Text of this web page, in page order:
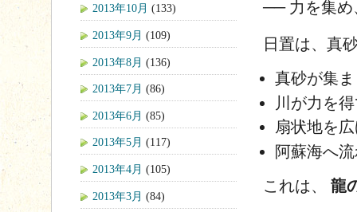
── 力を集め
日置は、真
真砂が集
川が力を
扇状地を
阿蘇海へ
これは、 龍
2013年10月 (133)
2013年9月 (109)
2013年8月 (136)
2013年7月 (86)
2013年6月 (85)
2013年5月 (117)
2013年4月 (105)
2013年3月 (84)